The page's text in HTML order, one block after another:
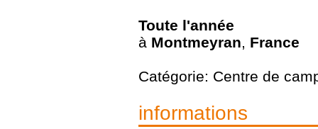
Toute l'année
à Montmeyran, France
Catégorie: Centre de
informations